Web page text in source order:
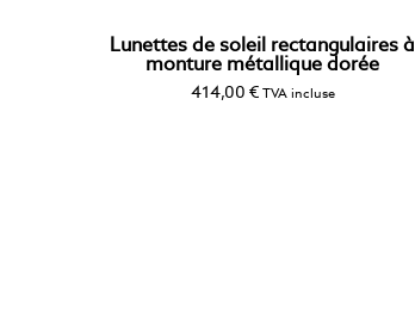
Lunettes de soleil rectangulaires à
monture métallique dorée
414,00 € TVA incluse